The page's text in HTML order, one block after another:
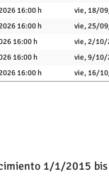
16:00 h
vie, 18/
16:00 h
vie, 25/
16:00 h
vie, 2/10/
16:00 h
vie, 9/10/
16:00 h vie, 16/
1/1/2015